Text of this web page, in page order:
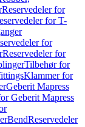
Reservedeler for
for T-
for
Reservedeler for
Tilbehør for
Klammer for
Geberit Mapress
Geberit Mapress
BendReservedeler